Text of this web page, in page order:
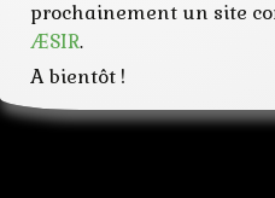
prochainement un site
ÆSIR.
A bientôt !